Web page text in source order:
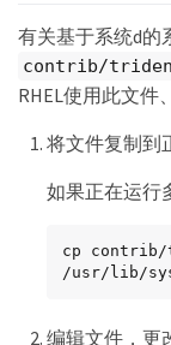
有关基于系统d的
contrib/
RHEL使用此文件
将文件复制到
如果正在运行
cp contrib/
/usr/lib/
编辑文件，更